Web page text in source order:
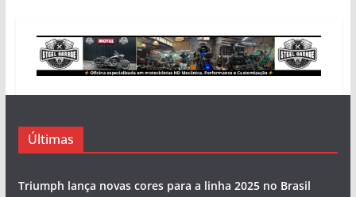
Últimas
Triumph lança novas cores para a linha 2025 no Brasil